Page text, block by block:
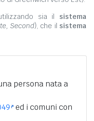
sia il sistema
Second), che il sistema
persona nata a
ed i comuni con